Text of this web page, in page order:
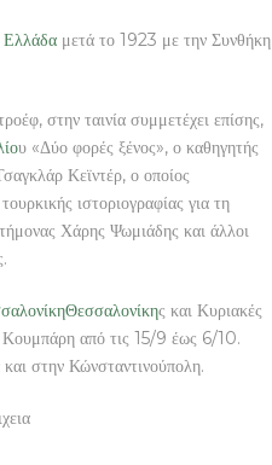
Ελλάδα μετά το 1923 με την Συνθήκη
στην ταινία συμμετέχει επίσης,
υ «Δύο φορές ξένος», ο καθηγητής
Κεϊντέρ, ο οποίος
ιστοριογραφίας για τη
Χάρης Ψωμιάδης και άλλοι
Θεσσαλονίκης και Κυριακές
από τις 15/9 έως 6/10.
στην Κώνσταντινούπολη.